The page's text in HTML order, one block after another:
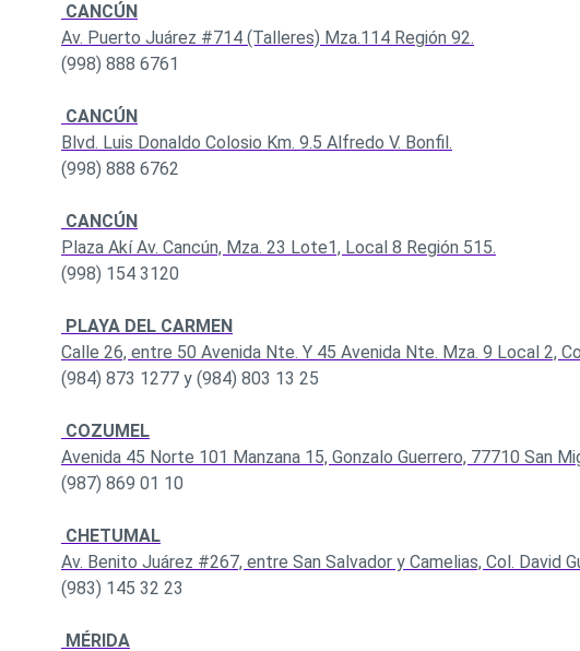
CANCÚN
Av. Puerto Juárez #714 (Talleres) Mza.114 Región 92.
(998) 888 6761
CANCÚN
Blvd. Luis Donaldo Colosio Km. 9.5 Alfredo V. Bonfil.
(998) 888 6762
CANCÚN
Plaza Akí Av. Cancún, Mza. 23 Lote1, Local 8 Región 515.
(998) 154 3120
PLAYA DEL CARMEN
Calle 26, entre 50 Avenida Nte. Y 45 Avenida Nte. Mza. 9 Local 2,
(984) 873 1277 y (984) 803 13 25
COZUMEL
Avenida 45 Norte 101 Manzana 15, Gonzalo Guerrero, 77710 San
(987) 869 01 10
CHETUMAL
Av. Benito Juárez #267, entre San Salvador y Camelias, Col. David
(983) 145 32 23
MÉRIDA